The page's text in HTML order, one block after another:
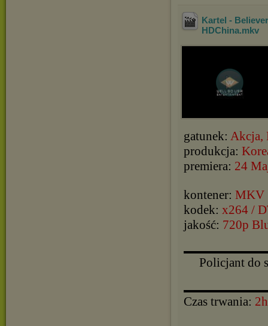
Kartel -
HDChina.mkv
gatunek: Akcja,
produkcja:
premiera: 24
kontener: MKV
kodek: x264 /
jakość: 720p
Policjant do
Czas trwania: